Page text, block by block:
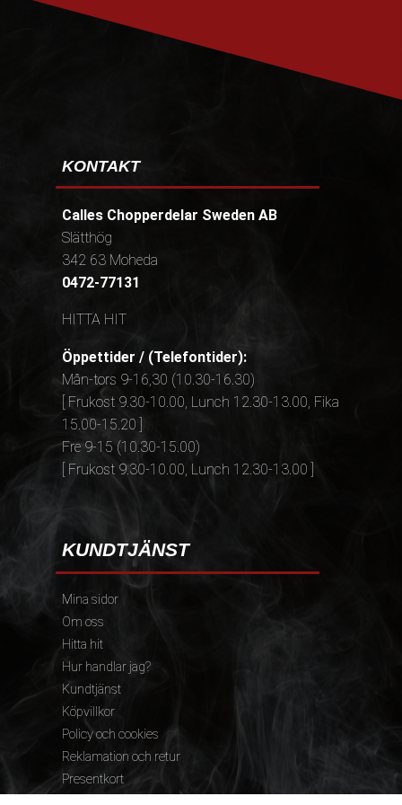
KONTAKT
Calles Chopperdelar Sweden AB
Slätthög
342 63 Moheda
0472-77131
HITTA HIT
Öppettider / (Telefontider):
Mån-tors 9-16,30 (10.30-16.30)
[ Frukost 9.30-10.00, Lunch 12.30-13.00, Fika
15.00-15.20 ]
Fre 9-15 (10.30-15.00)
[ Frukost 9.30-10.00, Lunch 12.30-13.00 ]
KUNDTJÄNST
Mina sidor
Om oss
Hitta hit
Hur handlar jag?
Kundtjänst
Köpvillkor
Policy och cookies
Reklamation och retur
Presentkort